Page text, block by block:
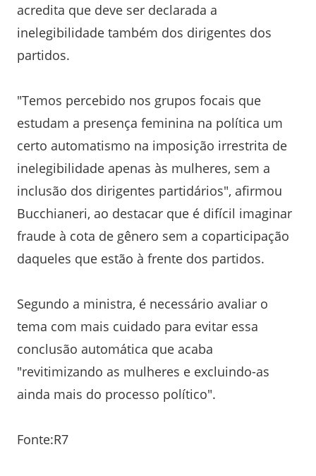
acredita que deve ser declarada a
inelegibilidade também dos dirigentes dos
partidos.
"Temos percebido nos grupos focais que
estudam a presença feminina na política um
certo automatismo na imposição irrestrita de
inelegibilidade apenas às mulheres, sem a
inclusão dos dirigentes partidários", afirmou
Bucchianeri, ao destacar que é difícil imaginar
fraude à cota de gênero sem a coparticipação
daqueles que estão à frente dos partidos.
Segundo a ministra, é necessário avaliar o
tema com mais cuidado para evitar essa
conclusão automática que acaba
"revitimizando as mulheres e excluindo-as
ainda mais do processo político".
Fonte:R7